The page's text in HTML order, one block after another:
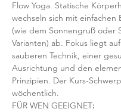
Flow Yoga. Statische
wechseln sich mit einfachen
(wie dem Sonnengruß oder
Varianten) ab. Fokus liegt
sauberen Technik, einer
Ausrichtung und den
Prinzipien. Der Kurs-
wöchentlich.
FÜR WEN GEEIGNET: